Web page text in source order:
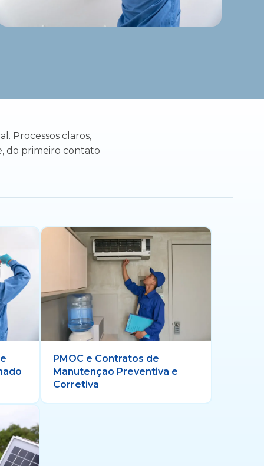
Processos claros,
do primeiro contato
PMOC e Contratos de
Manutenção Preventiva e
Corretiva